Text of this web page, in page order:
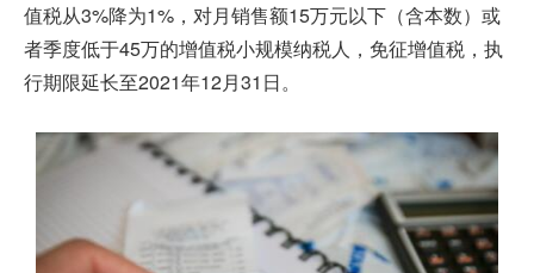
值税从3%降为1%，对月销售额15万元以下（含本数）或
者季度低于45万的增值税小规模纳税人，免征增值税，执
行期限延长至2021年12月31日。